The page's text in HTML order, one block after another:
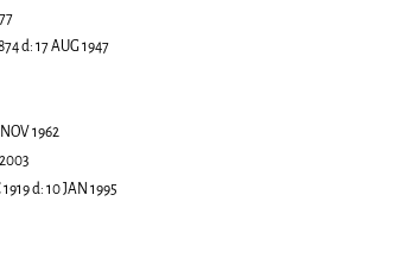
d: 17 AUG 1947
1962
1919d: 10 JAN 1995